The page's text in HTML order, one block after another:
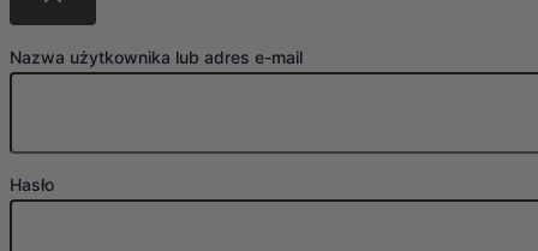
Nazwa użytkownika lub adres e-mail
Hasło